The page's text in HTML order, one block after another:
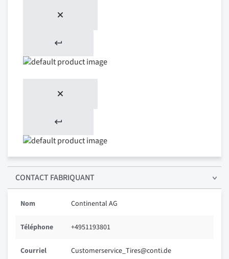
CONTACT FABRIQUANT
Nom Continental AG
Téléphone +4951193801
Courriel Customerservice_Tires@conti.de